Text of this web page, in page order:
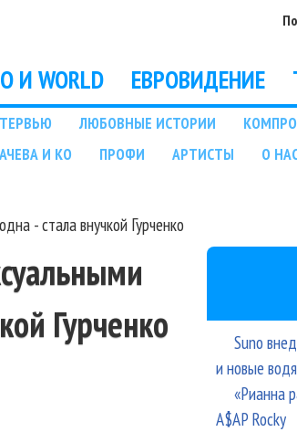
И WORLD ЕВРОВИДЕНИЕ
ЛЮБОВНЫЕ ИСТОРИИ
И КО ПРОФИ АРТИСТЫ О
- стала внучкой Гурченко
Гурченко
Suno
и новые
«Рианна
A$AP Rocky